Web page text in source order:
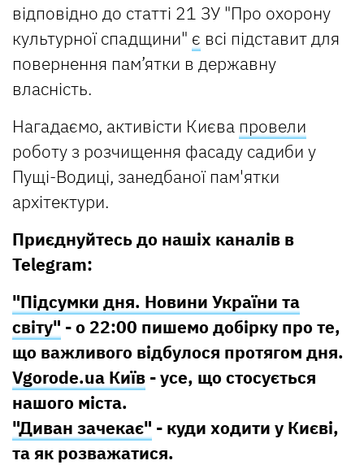
відповідно до статті 21 ЗУ "Про охорону
культурної спадщини" є всі підставит для
повернення пам’ятки в державну
власність.
Нагадаємо, активісти Києва провели
роботу з розчищення фасаду садиби у
Пущі-Водиці, занедбаної пам'ятки
архітектури.
Приєднуйтесь до нашіх каналів в
Telegram:
"Підсумки дня. Новини України та
світу" - о 22:00 пишемо добірку про те,
що важливого відбулося протягом дня.
Vgorode.ua Київ - усе, що стосується
нашого міста.
"Диван зачекає" - куди ходити у Києві,
та як розважатися.